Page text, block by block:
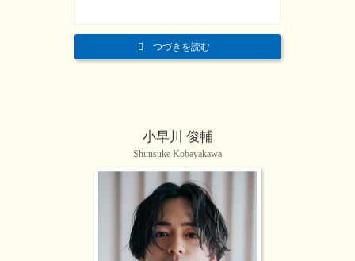
つづきを読む
小早川 俊輔
Shunsuke Kobayakawa